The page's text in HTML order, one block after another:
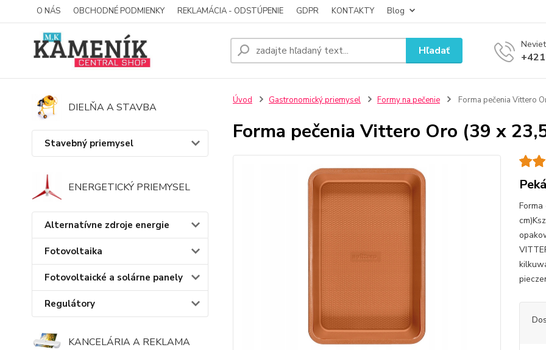
O NÁS OBCHODNÉ PODMIENKY REKLAMÁCIA - ODSTÚPENIE GDPR KONTAKTY Blog
Hľadať
DIELŇA A STAVBA
Stavebný priemysel
ENERGETICKÝ PRIEMYSEL
Alternatívne zdroje energie
Fotovoltaika
Fotovoltaické a solárne panely
Regulátory
KANCELÁRIA A REKLAMA
Úvod Gastronomický priemysel Formy na pečenie Forma pečenia Vittero
Forma pečenia Vittero Oro (39 x